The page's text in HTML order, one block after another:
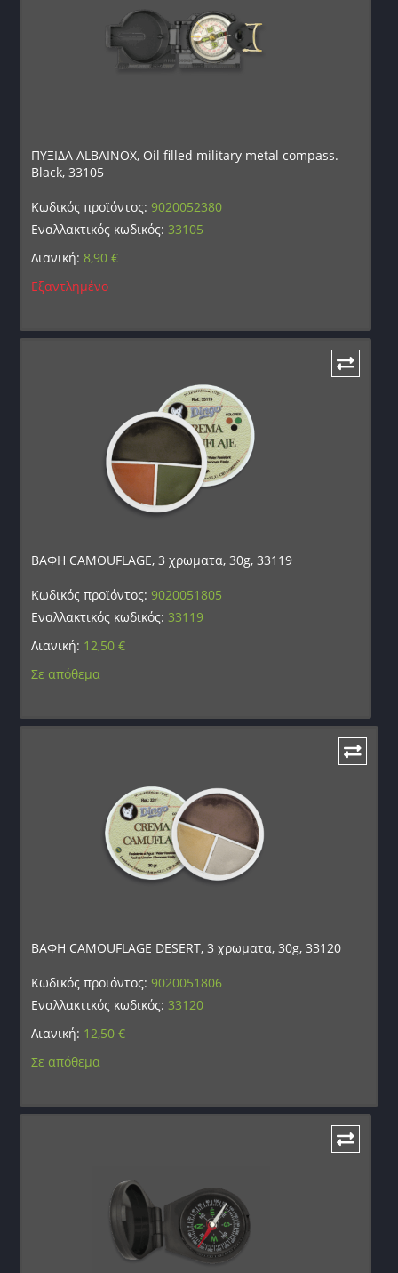
ΠΥΞΙΔΑ ALBAINOX, Oil filled military metal compass.
Black, 33105
Κωδικός προϊόντος:9020052380
Εναλλακτικός κωδικός: 33105
Λιανική:8,90€
Εξαντλημένο
ΒΑΦΗ CAMOUFLAGE, 3 χρωματα, 30g, 33119
Κωδικός προϊόντος:9020051805
Εναλλακτικός κωδικός: 33119
Λιανική: 12,50€
Σε απόθεμα
ΒΑΦΗ CAMOUFLAGE DESERT, 3 χρωματα, 30g, 33120
Κωδικός προϊόντος:9020051806
Εναλλακτικός κωδικός: 33120
Λιανική: 12,50€
Σε απόθεμα